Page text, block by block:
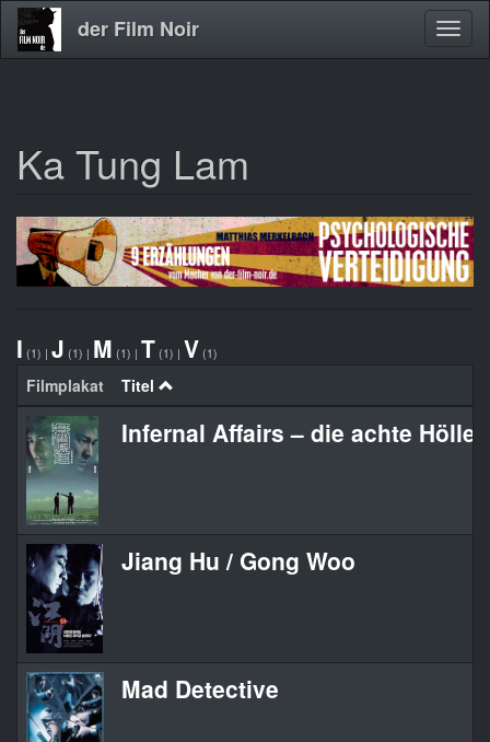
Direkt
zum
der Film Noir
Ka Tung Lam
I (1) | J (1) | M (1) | T (1) | V (1)
Filmplakat Titel
Infernal Affairs – die achte Hölle
Jiang Hu / Gong Woo
Mad Detective